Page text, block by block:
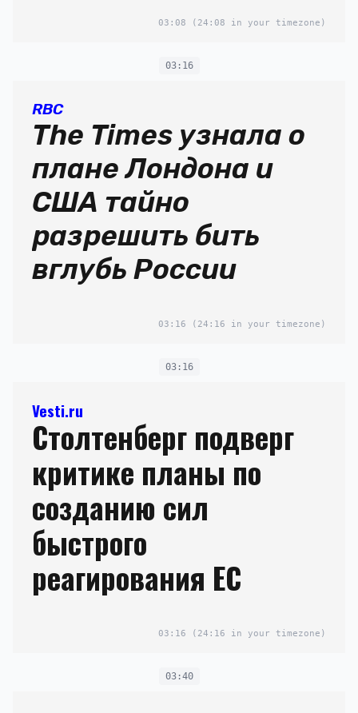
03:08 (24:08 in your timezone)
03:16
RBC
The Times узнала о
плане Лондона и
США тайно
разрешить бить
вглубь России
03:16 (24:16 in your timezone)
03:16
Vesti.ru
Столтенберг подверг
критике планы по
созданию сил
быстрого
реагирования ЕС
03:16 (24:16 in your timezone)
03:40